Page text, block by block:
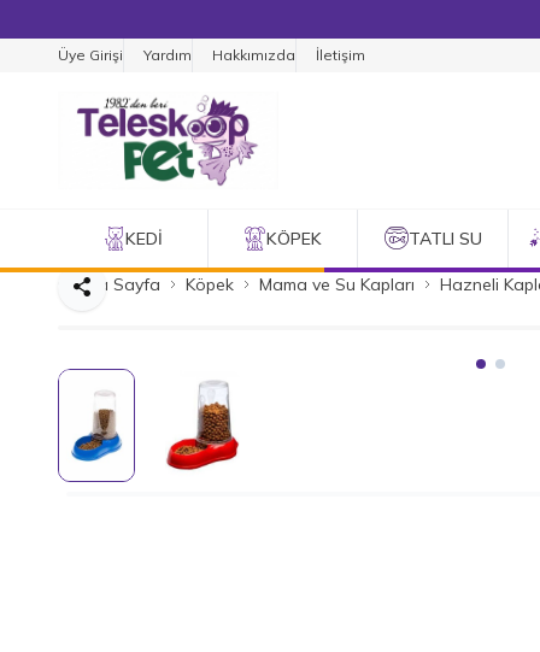
Üye Girişi Yardım Hakkımızda İletişim
KEDI KÖPEK TATLI SU
Ana Sayfa Köpek Mama ve Su Kapları Hazneli
Paylaş